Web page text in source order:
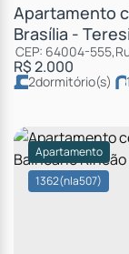
Apartamento
Brasília -
R$2.000
CEP: 64004-555,
2dormitório(s) 1
1362(nla507)
Apartamento